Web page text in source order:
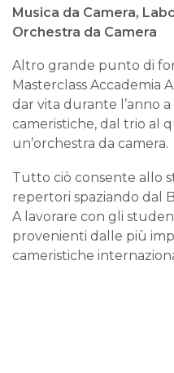
Musica da Camera,
Orchestra da Camera
Altro grande punto di
Masterclass Accademia
dar vita durante l’anno
cameristiche, dal trio al
un’orchestra da camera.
Tutto ciò consente allo
repertori spaziando dal
A lavorare con gli
provenienti dalle più
cameristiche